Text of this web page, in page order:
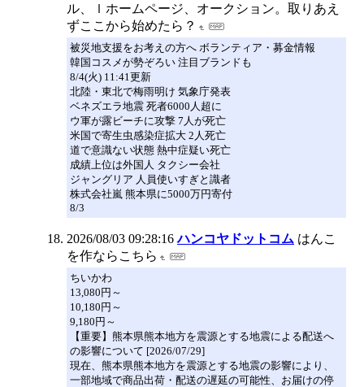
ル、ｌホームページ、オークション。取りあえ
ずここから始めたら？
被災地支援をお考えの方へ ボランティア・募金情報
韓国コスメが勢ぞろい 注目ブランドも
8/4(火) 11:41更新
北陸・東北で梅雨明け 気象庁発表
ベネズエラ地震 死者6000人超に
ウ軍が露ビーチに攻撃 7人が死亡
米国で寄生虫感染症拡大 2人死亡
道で意識ない状態 熱中症疑い死亡
成績上位は外国人 タクシー会社
ジャングリア 人員使いすぎと識者
株式会社嵐 熊本県に5000万円寄付
8/3
2026/08/03 09:28:16 ハンコヤドットコム はんこ
を作ならこちら
ちいかわ
13,080円～
10,180円～
9,180円～
【重要】熊本県熊本地方を震源とする地震による配送へ
の影響について [2026/07/29]
現在、熊本県熊本地方を震源とする地震の影響により、
一部地域で商品出荷・配送の遅延の可能性、お届けの停